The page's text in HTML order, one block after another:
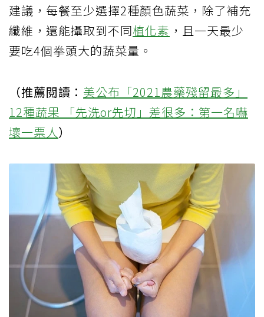
建議，每餐至少選擇2種顏色蔬菜，除了補充
纖維，還能攝取到不同植化素 ，且一天最少
要吃4個拳頭大的蔬菜量。
（推薦閱讀： 美公布「2021農藥殘留最多」
12種蔬果 「先洗or先切」差很多：第一名嚇
壞一票人）